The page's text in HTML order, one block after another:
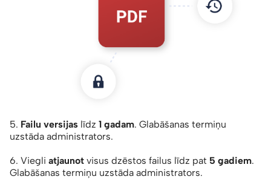
5. Failu versijas līdz 1 gadam. Glabāšanas termiņu
uzstāda administrators.
6. Viegli atjaunot visus dzēstos failus līdz pat 5 gadiem.
Glabāšanas termiņu uzstāda administrators.